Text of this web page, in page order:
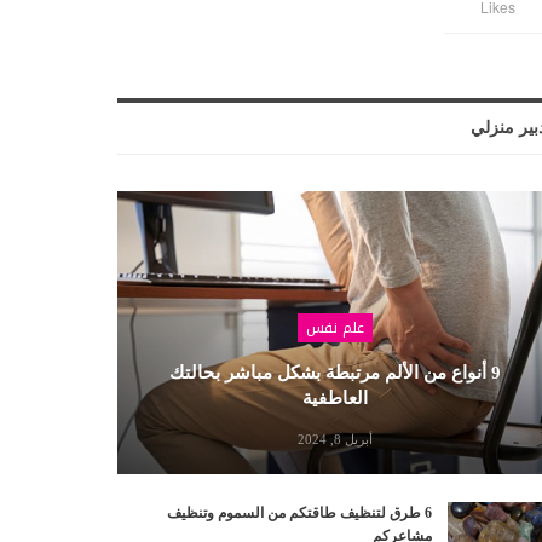
Likes
منزلي
علم نفس
9 أنواع من الألم مرتبطة بشكل مباشر بحالتك
العاطفية
أبريل 8, 2024
6 طرق لتنظيف طاقتكم من السموم وتنظيف
مشاعركم